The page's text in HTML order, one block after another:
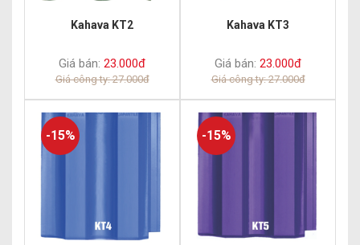
Kahava KT2
Giá bán: 23.000đ
Giá công ty: 27.000đ
Kahava KT3
Giá bán: 23.000đ
Giá công ty: 27.000đ
-15% -15%